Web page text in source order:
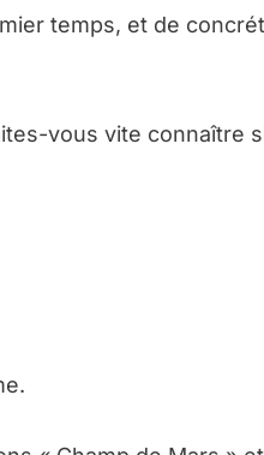
temps, et de
vous vite connaître